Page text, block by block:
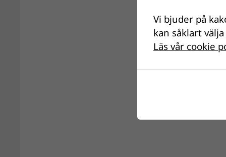
Vi bjuder på
kan såklart
Läs vår cookie